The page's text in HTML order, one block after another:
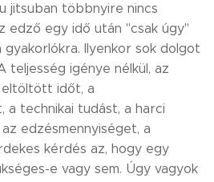
jitsuban többnyire nincs
edző egy idő után "csak úgy"
Ilyenkor sok dolgot
teljesség igénye nélkül, az
időt, a
a technikai tudást, a harci
edzésmennyiséget, a
kérdés az, hogy egy
e vagy sem. Úgy vagyok